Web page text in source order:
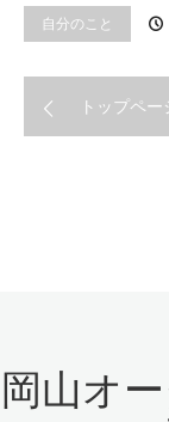
自分のこと
トップペ
岡山オ